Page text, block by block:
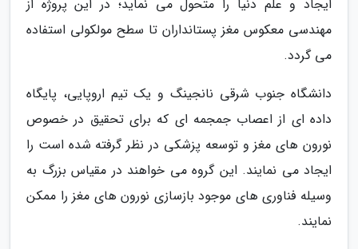
ایجاد و علم دنیا را متحول می نماید؛ در این پروژه از
مهندسی معکوس مغز پستانداران تا سطح مولکولی استفاده
می گردد.
دانشگاه جنوب شرقی نانجینگ و یک تیم اروپایی، پایگاه
داده ای از اعصاب جمجمه ای که برای تحقیق در خصوص
نورون های مغز و توسعه پزشکی در نظر گرفته شده است را
ایجاد می نمایند. این گروه می خواهند در مقیاس بزرگ به
وسیله فناوری های موجود بازسازی نورون های مغز را ممکن
نمایند.